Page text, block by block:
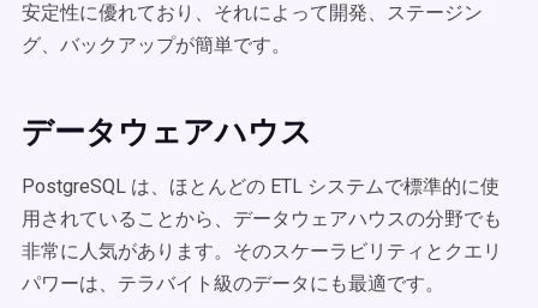
安定性に優れており、それによって開発、ステージン
グ、バックアップが簡単です。
データウェアハウス
PostgreSQL は、ほとんどの ETL システムで標準的に使
用されていることから、データウェアハウスの分野でも
非常に人気があります。そのスケーラビリティとクエリ
パワーは、テラバイト級のデータにも最適です。